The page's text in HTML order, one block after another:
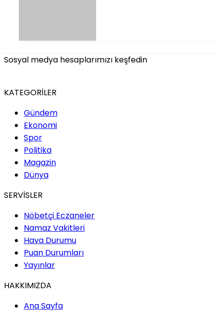
Sosyal medya hesaplarımızı keşfedin
KATEGORİLER
Gündem
Ekonomi
Spor
Politika
Magazin
Dünya
SERVİSLER
Nöbetçi Eczaneler
Namaz Vakitleri
Hava Durumu
Puan Durumları
Yayınlar
HAKKIMIZDA
Ana Sayfa